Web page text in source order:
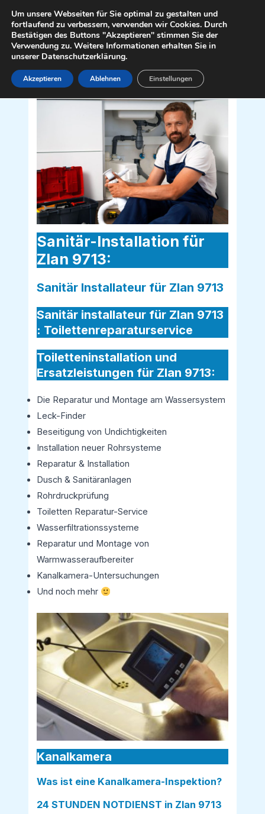
Inhalt
springen
Sanitär Installateur für Zlan 9713
Sanitär-Installation für
Zlan 9713:
Sanitär Installateur für Zlan 9713
Sanitär installateur für Zlan 9713
: Toilettenreparaturservice
Toiletteninstallation und
Ersatzleistungen für Zlan 9713:
Die Reparatur und Montage am Wassersystem
Leck-Finder
Beseitigung von Undichtigkeiten
Installation neuer Rohrsysteme
Reparatur & Installation
Dusch & Sanitäranlagen
Rohrdruckprüfung
Toiletten Reparatur-Service
Wasserfiltrationssysteme
Reparatur und Montage von
Warmwasseraufbereiter
Kanalkamera-Untersuchungen
Und noch mehr
Kanalkamera
Was ist eine Kanalkamera-Inspektion?
24 STUNDEN NOTDIENST in Zlan 9713
Um unsere Webseiten für Sie optimal zu gestalten und
fortlaufend zu verbessern, verwenden wir Cookies. Durch
Bestätigen des Buttons "Akzeptieren" stimmen Sie der
Verwendung zu. Weitere Informationen erhalten Sie in
unserer Datenschutzerklärung.
Akzeptieren Ablehnen Einstellungen